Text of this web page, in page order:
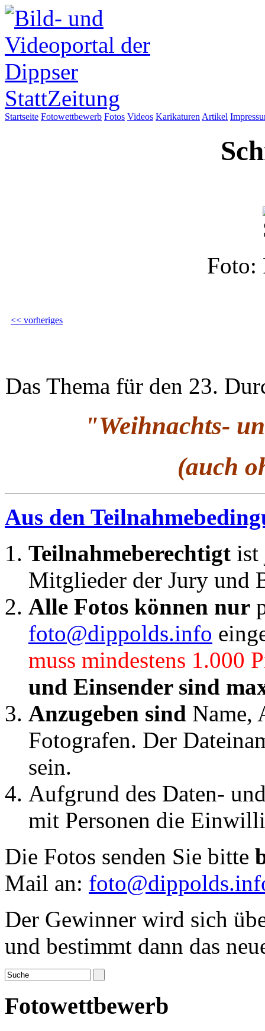
Startseite Fotowettbewerb Fotos Videos Karikaturen Artikel
Foto:
<< vorheriges
Das Thema für den 23.
"Weihnachts-
(auch
Aus den
Teilnahmeberechtigt ist
Mitglieder der Jury und
Alle Fotos können nur
foto@dippolds.info
muss mindestens 1.000
und Einsender sind
Anzugeben sind Name,
Fotografen. Der
sein.
Aufgrund des Daten-
mit Personen die
Die Fotos senden Sie bitte
Mail an:
Der Gewinner wird sich
und bestimmt dann das
Fotowettbewerb